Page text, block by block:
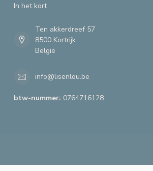
In het kort
Ten akkerdreef 57
8500 Kortrijk
België
info@lisenlou.be
btw-nummer: 0764716128